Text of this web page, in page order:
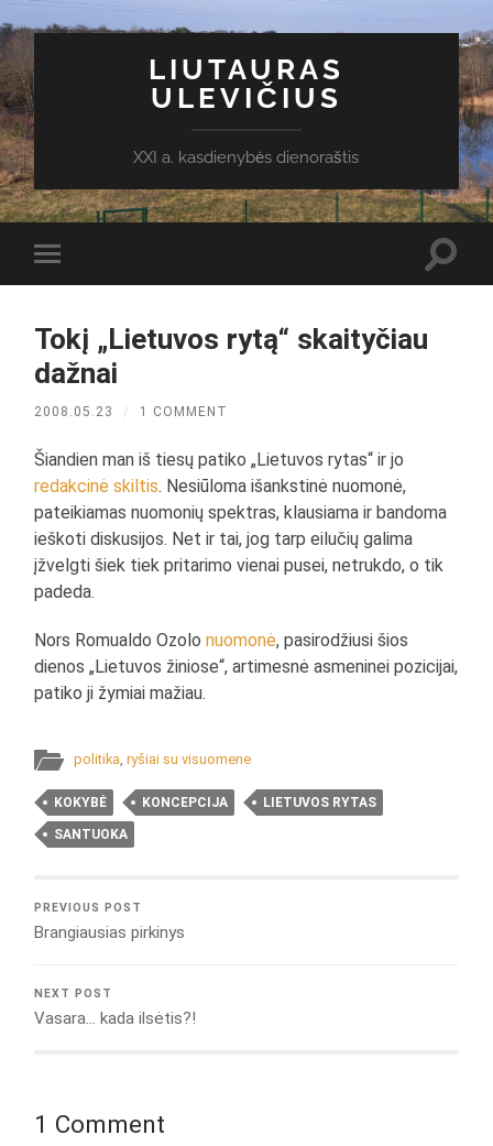
LIUTAURAS
ULEVIČIUS
XXI a. kasdienybės dienoraštis
Toggle
mobile
Tokį „Lietuvos rytą“ skaityčiau
dažnai
2008.05.23 / 1 COMMENT
Šiandien man iš tiesų patiko „Lietuvos rytas“ ir jo
redakcinė skiltis. Nesiūloma išankstinė nuomonė,
pateikiamas nuomonių spektras, klausiama ir bandoma
ieškoti diskusijos. Net ir tai, jog tarp eilučių galima
įžvelgti šiek tiek pritarimo vienai pusei, netrukdo, o tik
padeda.
Nors Romualdo Ozolonuomonė, pasirodžiusi šios
dienos „Lietuvos žiniose“, artimesnė asmeninei pozicijai,
patiko ji žymiai mažiau.
politika ,ryšiai su visuomene
KOKYBĖ KONCEPCIJA LIETUVOS RYTAS
SANTUOKA
PREVIOUS POST
Brangiausias pirkinys
NEXT POST
Vasara… kada ilsėtis?!
1 Comment